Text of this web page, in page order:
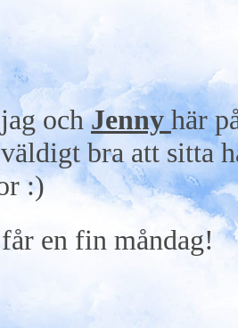
ochJennyhär
bra att sitta
:)
en fin måndag!